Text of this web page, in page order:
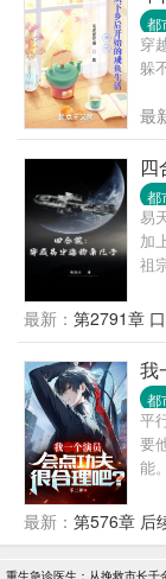
都
穿
躲
最
四
都
易
加
祖
最新： 第2791章
我
都
平
要
能
许
都
最新： 第576章 后
【大结局】
重生急诊医生：从挽救市长千